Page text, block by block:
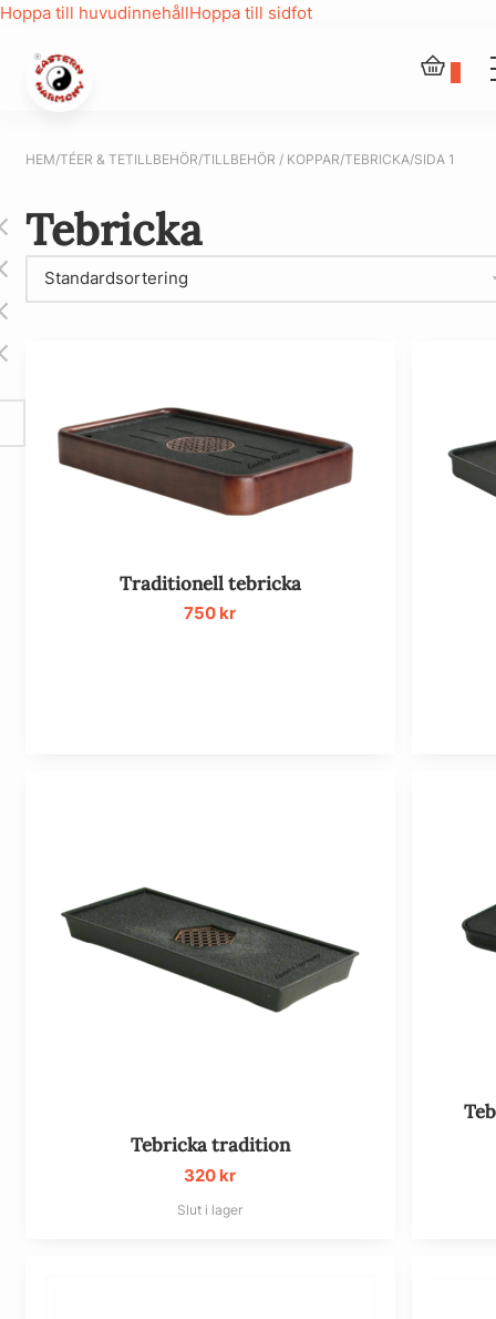
Hoppa till huvudinnehållHoppa till sidfot
HEM/TÉER & TETILLBEHÖR/TILLBEHÖR / KOPPAR/TEBRICKA/SIDA 1
Tebricka
Traditionell tebricka
750 kr
Tebricka tradition
320 kr
Slut i lager